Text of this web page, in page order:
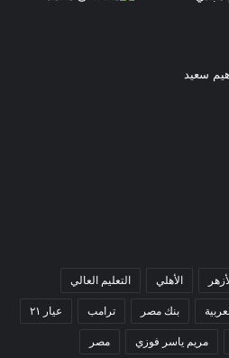
الأهلي التعليم العالي
بنك مصر ترامب عيار ٢١
مريم ياسر فوزي مصر